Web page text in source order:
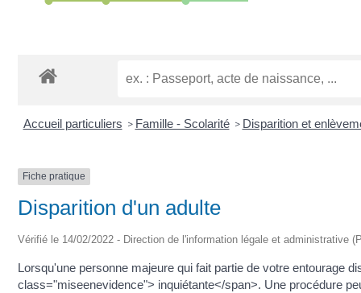
Accueil particuliers > Famille - Scolarité > Disparition et
Fiche pratique
Disparition d'un adulte
Vérifié le 14/02/2022 - Direction de l'information légale et administrative
Lorsqu'une personne majeure qui fait partie de votre entourage
class="miseenevidence"> inquiétante</span>. Une procédure